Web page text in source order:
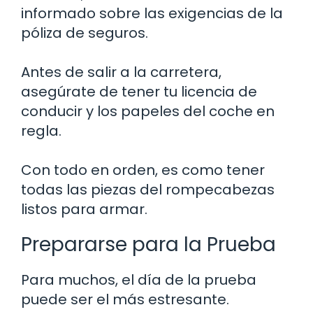
informado sobre las exigencias de la
póliza de seguros.
Antes de salir a la carretera,
asegúrate de tener tu licencia de
conducir y los papeles del coche en
regla.
Con todo en orden, es como tener
todas las piezas del rompecabezas
listos para armar.
Prepararse para la Prueba
Para muchos, el día de la prueba
puede ser el más estresante.